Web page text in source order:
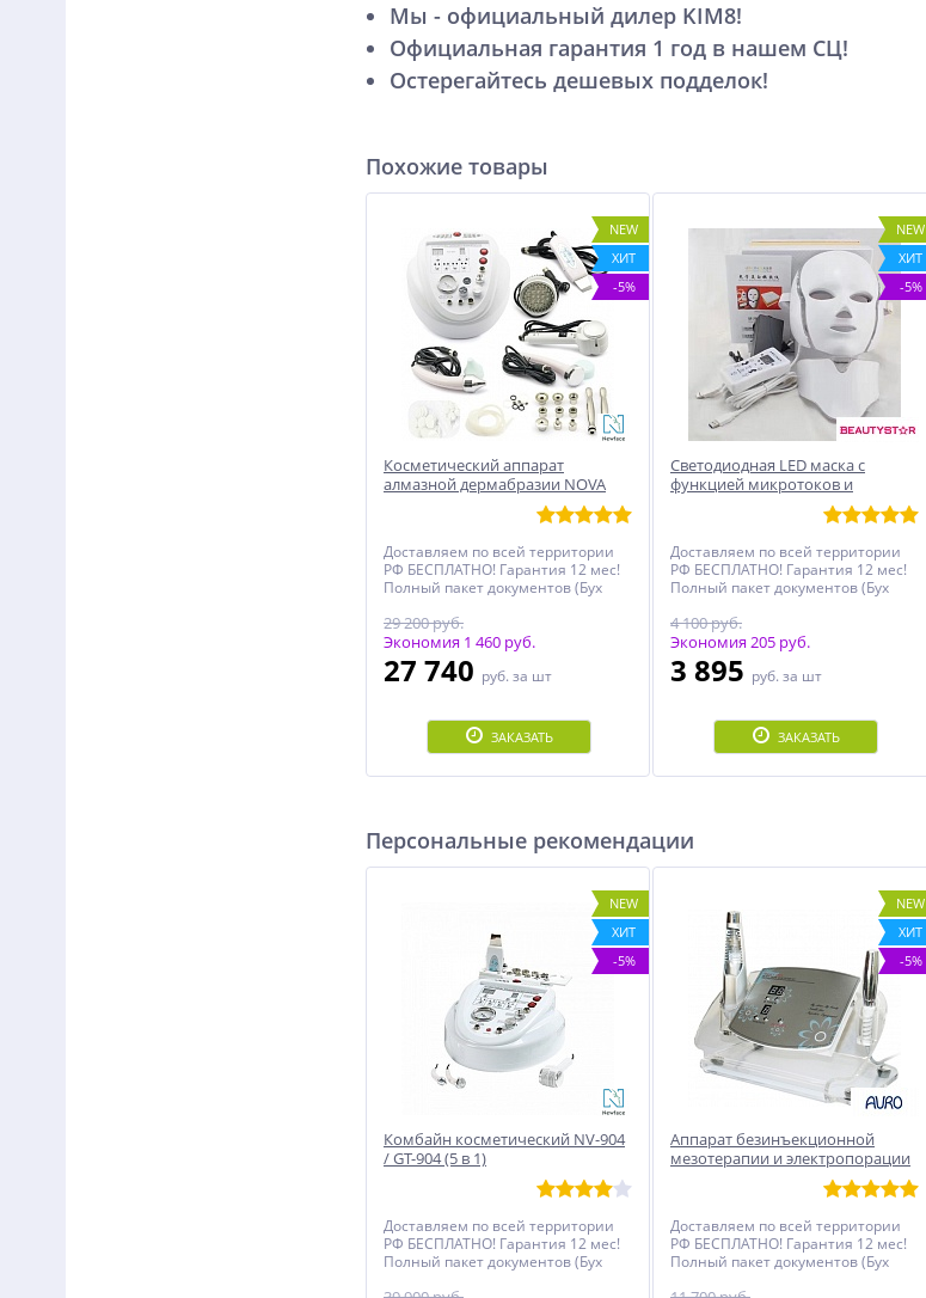
Мы - официальный дилер KIM8!
Официальная гарантия 1 год в нашем СЦ!
Остерегайтесь дешевых подделок!
Похожие товары
NEW
ХИТ
-5%
Косметический аппарат
алмазной дермабразии NOVA
Доставляем по всей территории
РФ БЕСПЛАТНО! Гарантия 12 мес!
Полный пакет документов (Бух
Инструкция, Именной
Сертификат)!
29 200 руб.
Экономия 1 460 руб.
27 740 руб. за шт
ЗАКАЗАТЬ
NEW
ХИТ
-5%
Светодиодная LED маска с
функцией микротоков и
Доставляем по всей территории
РФ БЕСПЛАТНО! Гарантия 12 мес!
Полный пакет документов (Бух
Инструкция, Именной
Сертификат)!
4 100 руб.
Экономия 205 руб.
3 895 руб. за шт
ЗАКАЗАТЬ
Персональные рекомендации
NEW
ХИТ
-5%
Комбайн косметический NV-904
/ GT-904 (5 в 1)
Доставляем по всей территории
РФ БЕСПЛАТНО! Гарантия 12 мес!
Полный пакет документов (Бух
NEW
ХИТ
-5%
Аппарат безинъекционной
мезотерапии и электропорации
F-49E (Мезик, Mesogun)
Доставляем по всей территории
РФ БЕСПЛАТНО! Гарантия 12 мес!
Полный пакет документов (Бух